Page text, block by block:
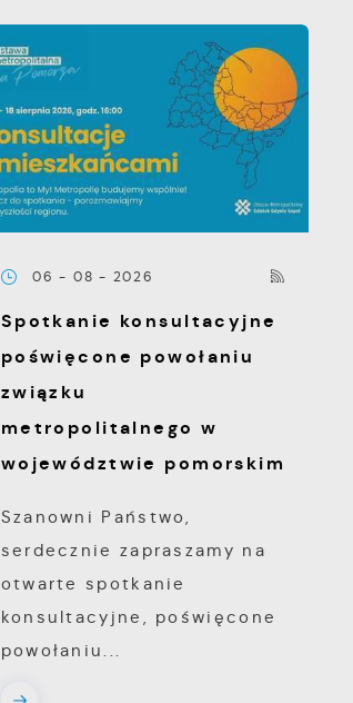
06 - 08 - 2026
Spotkanie konsultacyjne
poświęcone powołaniu
związku
metropolitalnego w
województwie pomorskim
Szanowni Państwo,
serdecznie zapraszamy na
otwarte spotkanie
konsultacyjne, poświęcone
powołaniu...